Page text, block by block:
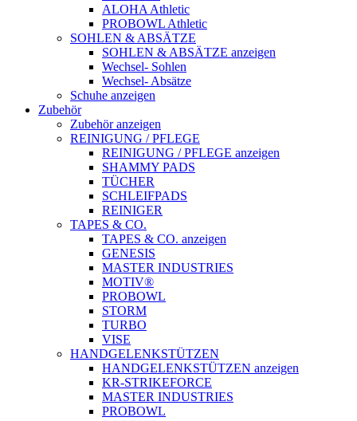
ALOHA Athletic
PROBOWL Athletic
SOHLEN & ABSÄTZE
SOHLEN & ABSÄTZE anzeigen
Wechsel- Sohlen
Wechsel- Absätze
Schuhe anzeigen
Zubehör
Zubehör anzeigen
REINIGUNG / PFLEGE
REINIGUNG / PFLEGE anzeigen
SHAMMY PADS
TÜCHER
SCHLEIFPADS
REINIGER
TAPES & CO.
TAPES & CO. anzeigen
GENESIS
MASTER INDUSTRIES
MOTIV®
PROBOWL
STORM
TURBO
VISE
HANDGELENKSTÜTZEN
HANDGELENKSTÜTZEN anzeigen
KR-STRIKEFORCE
MASTER INDUSTRIES
PROBOWL